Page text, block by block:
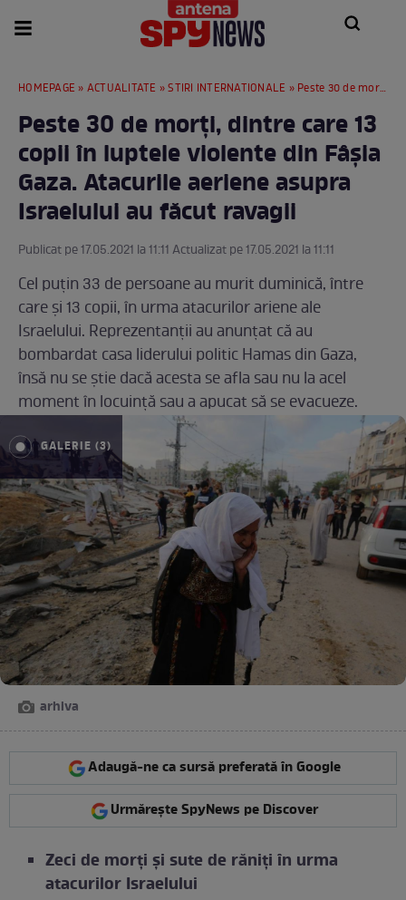
HOMEPAGE » ACTUALITATE »STIRI INTERNATIONALE » Peste 30 de morți, dintre care 13 copii în luptele violente din Fâșia Gaza. Atacurile aeriene asupra Israelului au făcut ravagii
Peste 30 de morți, dintre care 13
copii în luptele violente din Fâșia
Gaza. Atacurile aeriene asupra
Israelului au făcut ravagii
Publicat pe 17.05.2021 la 11:11 Actualizat pe 17.05.2021 la 11:11
Cel puțin 33 de persoane au murit duminică, între
care și 13 copii, în urma atacurilor ariene ale
Israelului. Reprezentanții au anunțat că au
bombardat casa liderului politic Hamas din Gaza,
însă nu se știe dacă acesta se afla sau nu la acel
moment în locuință sau a apucat să se evacueze.
GALERIE (3)
arhiva
Adaugă-ne ca sursă preferată în Google
Urmărește SpyNews pe Discover
Zeci de morți și sute de răniți în urma
atacurilor Israelului